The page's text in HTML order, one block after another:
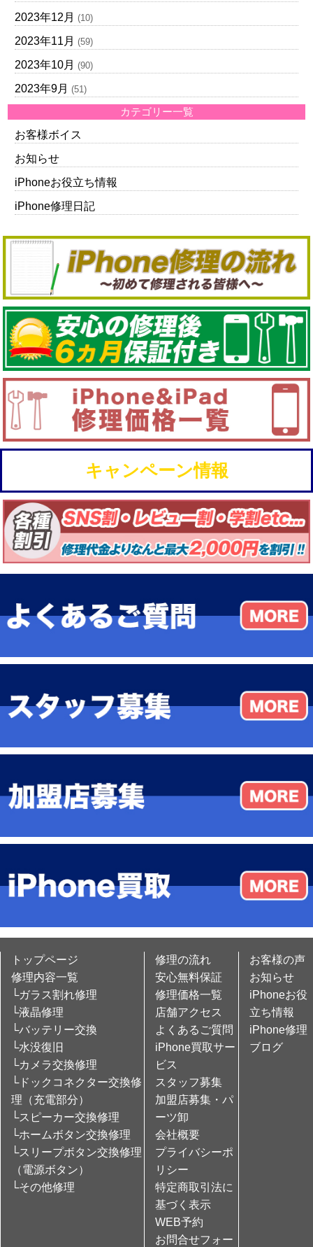
2023年12月 (10)
2023年11月 (59)
2023年10月 (90)
2023年9月 (51)
カテゴリー一覧
お客様ボイス
お知らせ
iPhoneお役立ち情報
iPhone修理日記
キャンペーン情報
トップページ
修理内容一覧
└ガラス割れ修理
└液晶修理
└バッテリー交換
└水没復旧
└カメラ交換修理
└ドックコネクター交換修
理（充電部分）
└スピーカー交換修理
└ホームボタン交換修理
└スリープボタン交換修理
（電源ボタン）
└その他修理
修理の流れ
安心無料保証
修理価格一覧
店舗アクセス
よくあるご質問
iPhone買取サー
ビス
スタッフ募集
加盟店募集・パ
ーツ卸
会社概要
プライバシーポ
リシー
特定商取引法に
基づく表示
WEB予約
お問合せフォー
お客様の声
お知らせ
iPhoneお役
立ち情報
iPhone修理
ブログ